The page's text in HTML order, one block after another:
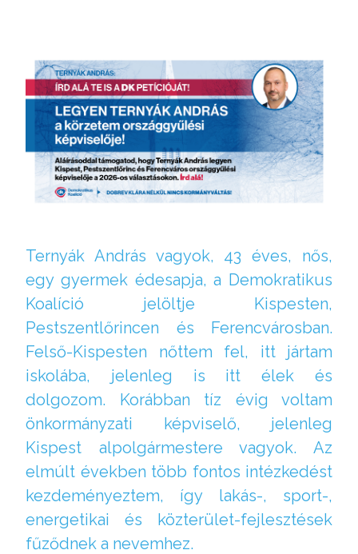
Ternyák András vagyok, 43 éves, nős,
egy gyermek édesapja, a Demokratikus
Koalíció jelöltje Kispesten,
Pestszentlőrincen és Ferencvárosban.
Felső-Kispesten nőttem fel, itt jártam
iskolába, jelenleg is itt élek és
dolgozom. Korábban tíz évig voltam
önkormányzati képviselő, jelenleg
Kispest alpolgármestere vagyok. Az
elmúlt években több fontos intézkedést
kezdeményeztem, így lakás-, sport-,
energetikai és közterület-fejlesztések
fűződnek a nevemhez.